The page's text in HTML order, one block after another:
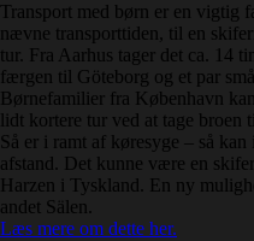
Transport med børn er en vigtig
nævne transporttiden, til en
tur. Fra Aarhus tager det ca. 14
færgen til Göteborg og et par
Børnefamilier fra København
lidt kortere tur ved at tage broen
Så er i ramt af køresyge – så
afstand. Det kunne være en
Harzen i Tyskland. En ny
andet Sälen.
Læs mere om dette her.